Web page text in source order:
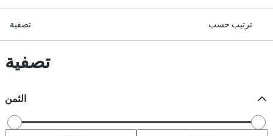
تصفية ترتيب حسب
تصفية
الثمن